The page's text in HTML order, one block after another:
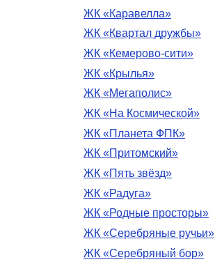
ЖК «Каравелла»
ЖК «Квартал дружбы»
ЖК «Кемерово-сити»
ЖК «Крылья»
ЖК «Мегаполис»
ЖК «На Космической»
ЖК «Планета ФПК»
ЖК «Притомский»
ЖК «Пять звёзд»
ЖК «Радуга»
ЖК «Родные просторы»
ЖК «Серебряные ручьи»
ЖК «Серебряный бор»